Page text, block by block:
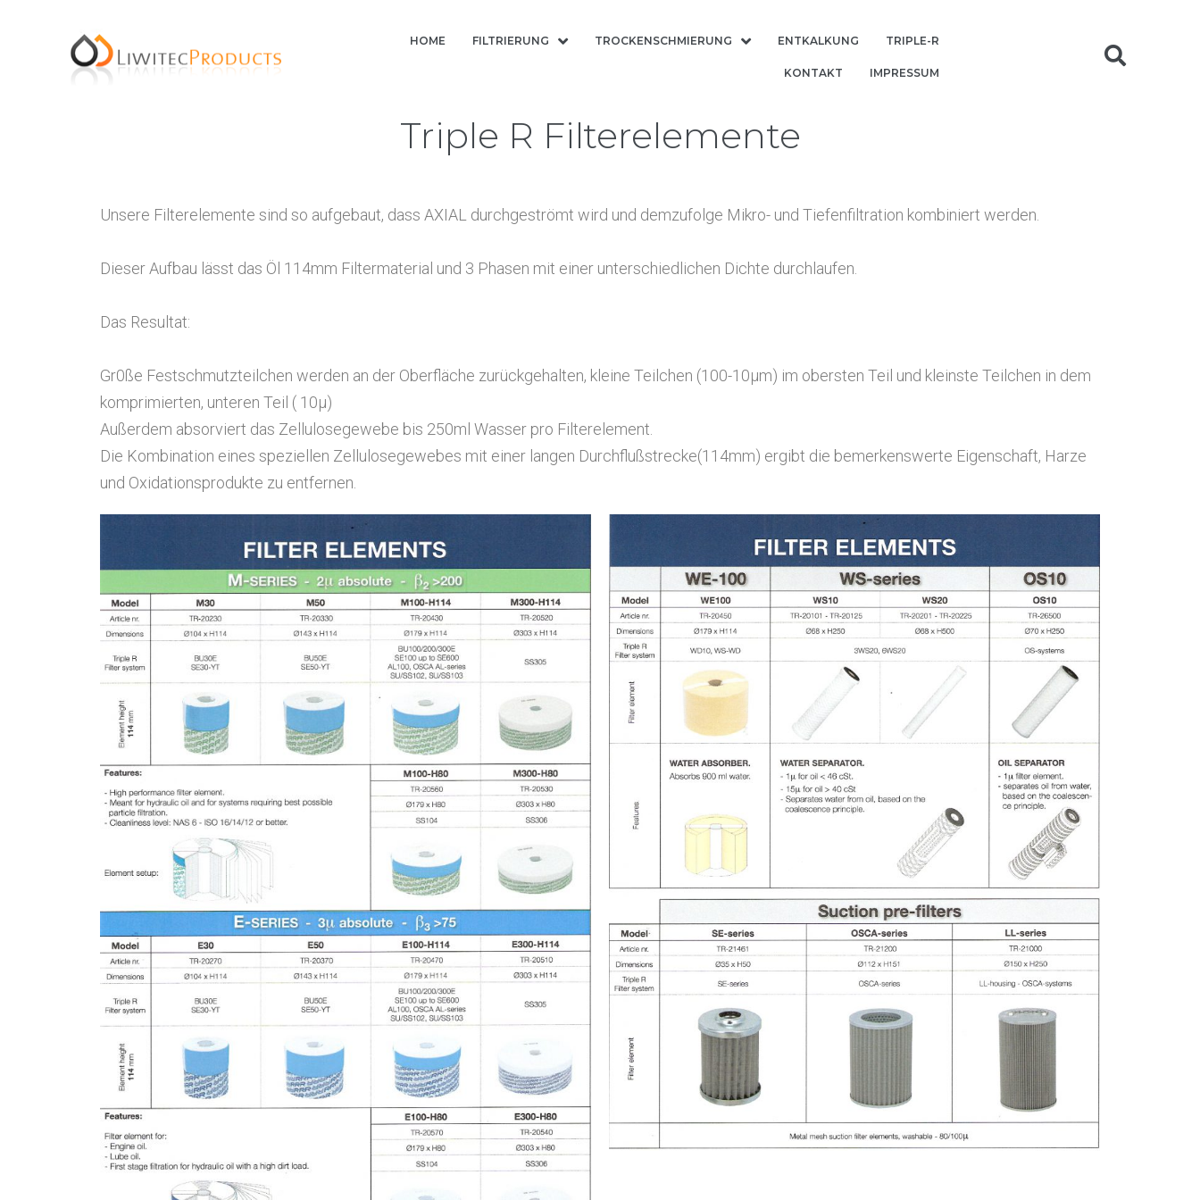
HOME FILTRIERUNG TROCKENSCHMIERUNG ENTKALKUNG TRIPLE-R
KONTAKT IMPRESSUM
Triple R Filterelemente
Unsere Filterelemente sind so aufgebaut, dass AXIAL durchgeströmt wird und demzufolge Mikro- und Tiefenfiltration kombiniert werden.
Dieser Aufbau lässt das Öl 114mm Filtermaterial und 3 Phasen mit einer unterschiedlichen Dichte durchlaufen.
Das Resultat:
Gr0ße Festschmutzteilchen werden an der Oberfläche zurückgehalten, kleine Teilchen (100-10µm) im obersten Teil und kleinste Teilchen in dem
komprimierten, unteren Teil ( 10µ)
Außerdem absorviert das Zellulosegewebe bis 250ml Wasser pro Filterelement.
Die Kombination eines speziellen Zellulosegewebes mit einer langen Durchflußstrecke(114mm) ergibt die bemerkenswerte Eigenschaft, Harze
und Oxidationsprodukte zu entfernen.